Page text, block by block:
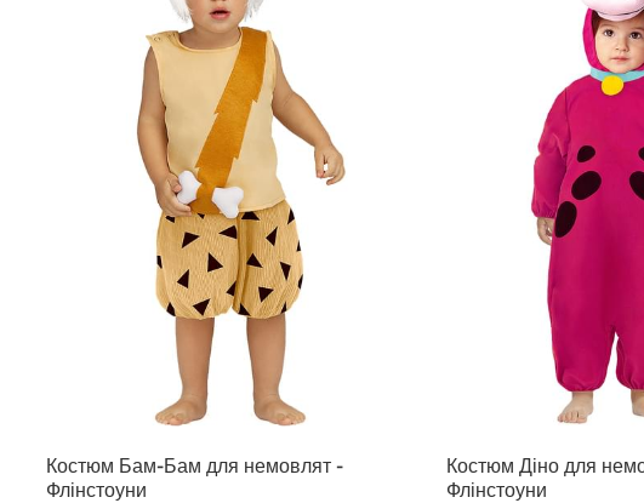
Костюм Бам-Бам для немовлят -
Флінстоуни
Костюм Діно для
Флінстоуни